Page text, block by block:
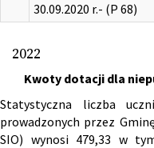
30.09.2020 r.- (P 68)
2022
Kwoty dotacji dla
Statystyczna liczba
prowadzonych przez
SIO) wynosi 479,33 w